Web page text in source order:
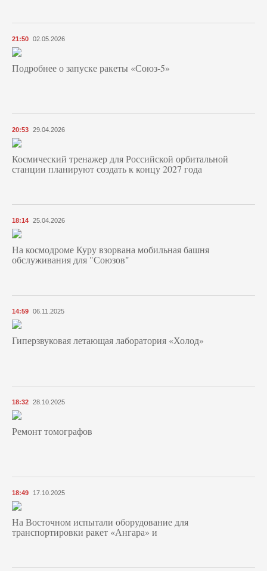
21:50 02.05.2026
Подробнее о запуске ракеты «Союз‑5»
20:53 29.04.2026
Космический тренажер для Российской орбитальной
станции планируют создать к концу 2027 года
18:14 25.04.2026
На космодроме Куру взорвана мобильная башня
обслуживания для "Союзов"
14:59 06.11.2025
Гиперзвуковая летающая лаборатория «Холод»
18:32 28.10.2025
Ремонт томографов
18:49 17.10.2025
На Восточном испытали оборудование для
транспортировки ракет «Ангара» и